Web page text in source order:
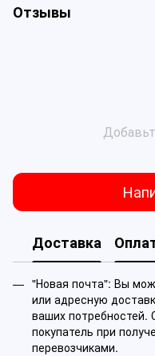
Отзывы
Доставка
"Новая почта": Вы
или адресную
ваших потребностей.
покупатель при
перевозчиками.